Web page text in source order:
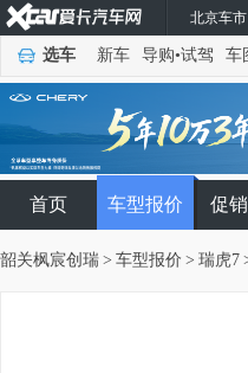
北京车市
选车 新车 导购•试驾 车
首页 车型报价 促
韶关枫宸创瑞 > 车型报价 > 瑞虎7